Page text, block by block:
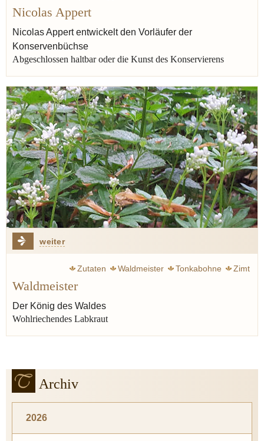
Aufklärung
Nicolas Appert
Nicolas Appert entwickelt den Vorläufer der
Konservenbüchse
Abgeschlossen haltbar oder die Kunst des Konservierens
weiter
Zutaten Waldmeister Tonkabohne Zimt
Waldmeister
Der König des Waldes
Wohlriechendes Labkraut
Archiv
2026